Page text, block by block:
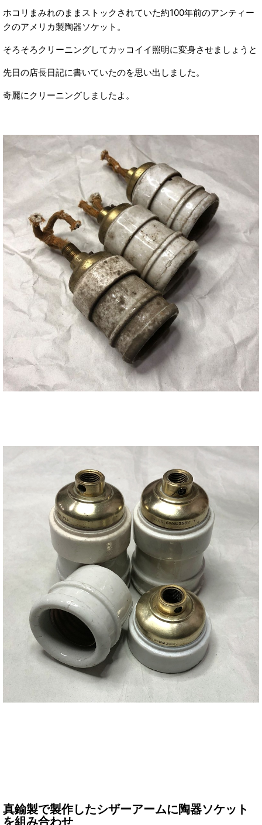
ホコリまみれのままストックされていた約100年前のアンティー
クのアメリカ製陶器ソケット。
そろそろクリーニングしてカッコイイ照明に変身させましょうと
先日の店長日記に書いていたのを思い出しました。
奇麗にクリーニングしましたよ。
真鍮製で製作したシザーアームに陶器ソケット
を組み合わせ